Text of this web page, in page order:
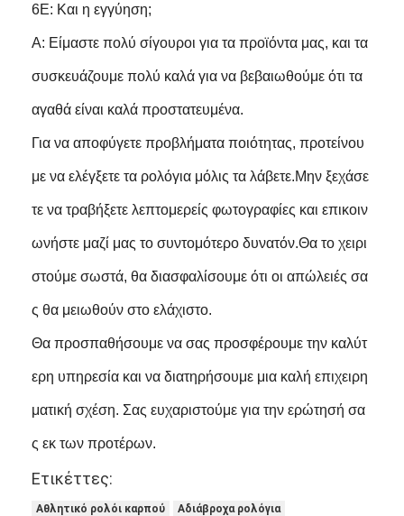
6Ε: Και η εγγύηση;
Α: Είμαστε πολύ σίγουροι για τα προϊόντα μας, και τα
συσκευάζουμε πολύ καλά για να βεβαιωθούμε ότι τα
αγαθά είναι καλά προστατευμένα.
Για να αποφύγετε προβλήματα ποιότητας, προτείνου
με να ελέγξετε τα ρολόγια μόλις τα λάβετε.Μην ξεχάσε
τε να τραβήξετε λεπτομερείς φωτογραφίες και επικοιν
ωνήστε μαζί μας το συντομότερο δυνατόν.Θα το χειρι
στούμε σωστά, θα διασφαλίσουμε ότι οι απώλειές σα
ς θα μειωθούν στο ελάχιστο.
Θα προσπαθήσουμε να σας προσφέρουμε την καλύτ
ερη υπηρεσία και να διατηρήσουμε μια καλή επιχειρη
ματική σχέση. Σας ευχαριστούμε για την ερώτησή σα
ς εκ των προτέρων.
Ετικέττες:
Αθλητικό ρολόι καρπού
Αδιάβροχα ρολόγια